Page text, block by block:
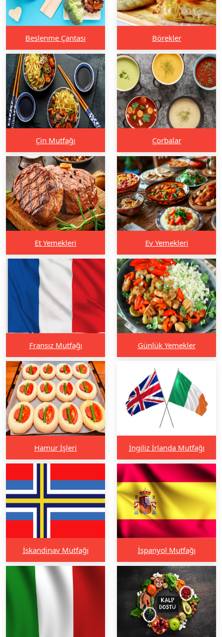
Beslenme Çantası Börekler
Çin Mutfağı Çorbalar
Et Yemekleri Ev Yemekleri
Fransız Mutfağı Günlük Yemekler
Hamur İşleri İngiliz İrlanda Mutfağı
İskandinav Mutfağı İspanyol Mutfağı